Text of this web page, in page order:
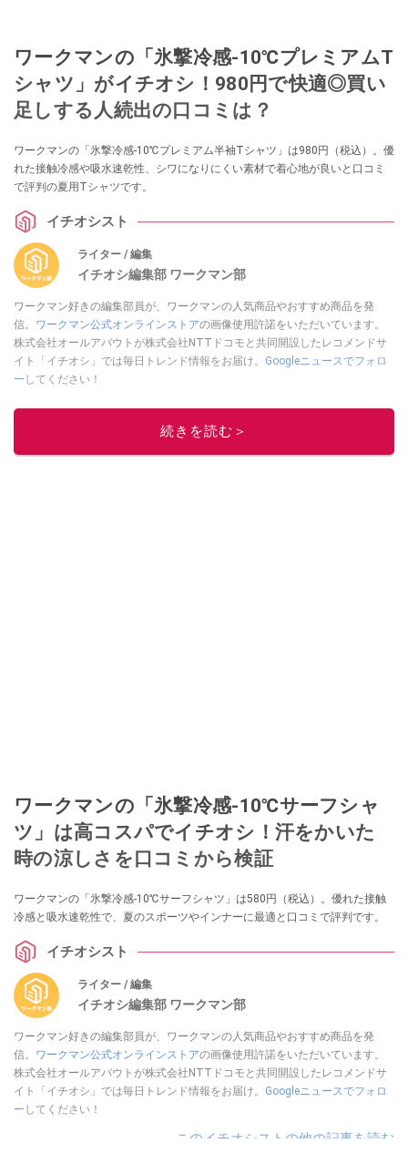
ワークマンの「氷撃冷感-10℃プレミアムT
シャツ」がイチオシ！980円で快適◎買い
足しする人続出の口コミは？
ワークマンの「氷撃冷感-10℃プレミアム半袖Tシャツ」は980円（税込）。優
れた接触冷感や吸水速乾性、シワになりにくい素材で着心地が良いと口コミ
で評判の夏用Tシャツです。
イチオシスト
ライター / 編集
イチオシ編集部 ワークマン部
ワークマン好きの編集部員が、ワークマンの人気商品やおすすめ商品を発
信。 ワークマン公式オンラインストアの画像使用許諾をいただいています。
株式会社オールアバウトが株式会社NTTドコモと共同開設したレコメンドサ
イト「イチオシ」では毎日トレンド情報をお届け。 Googleニュースでフォロ
ー してください！
このイチオシストの他の記事を読む
続きを読む＞
ワークマンの「氷撃冷感-10℃サーフシャ
ツ」は高コスパでイチオシ！汗をかいた
時の涼しさを口コミから検証
ワークマンの「氷撃冷感-10℃サーフシャツ」は580円（税込）。優れた接触
冷感と吸水速乾性で、夏のスポーツやインナーに最適と口コミで評判です。
イチオシスト
ライター / 編集
イチオシ編集部 ワークマン部
ワークマン好きの編集部員が、ワークマンの人気商品やおすすめ商品を発
信。 ワークマン公式オンラインストアの画像使用許諾をいただいています。
株式会社オールアバウトが株式会社NTTドコモと共同開設したレコメンドサ
イト「イチオシ」では毎日トレンド情報をお届け。 Googleニュースでフォロ
ー してください！
このイチオシストの他の記事を読む